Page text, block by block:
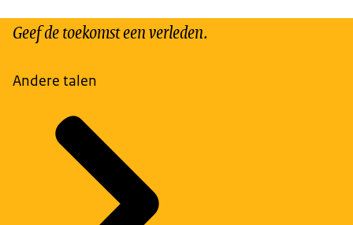
Geef de toekomst een verleden.
Andere talen